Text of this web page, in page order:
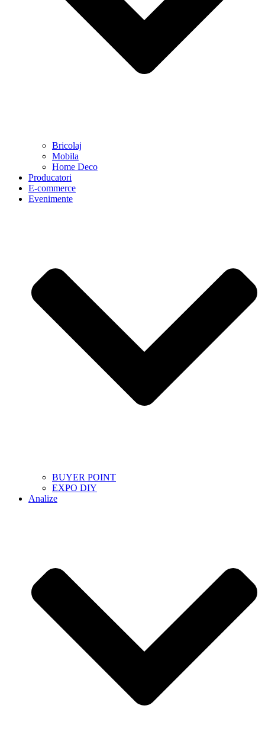
Bricolaj
Mobila
Home Deco
Producatori
E-commerce
Evenimente
BUYER POINT
EXPO DIY
Analize